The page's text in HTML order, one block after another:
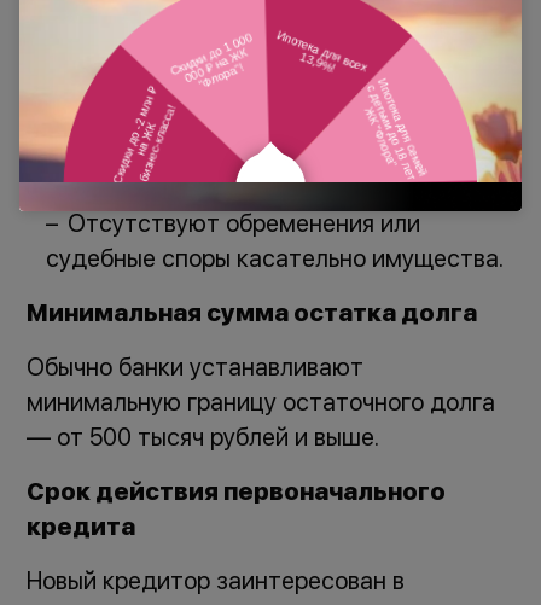
Требования к объекту недвижимости
Недвижимость находится в полной
собственности заемщика;
Жилище соответствует строительным
нормам и техническим стандартам;
Отсутствуют обременения или
судебные споры касательно имущества.
Минимальная сумма остатка долга
Обычно банки устанавливают
минимальную границу остаточного долга
— от 500 тысяч рублей и выше.
Срок действия первоначального
кредита
Новый кредитор заинтересован в